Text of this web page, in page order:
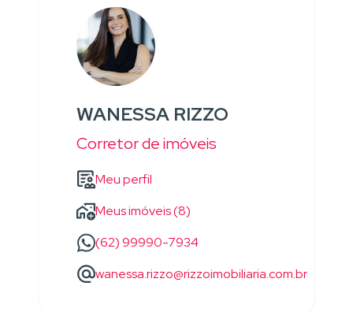
WANESSA RIZZO
Corretor de imóveis
Meu perfil
Meus imóveis (8)
(62) 99990-7934
wanessa.rizzo@rizzoimobiliaria.com.br